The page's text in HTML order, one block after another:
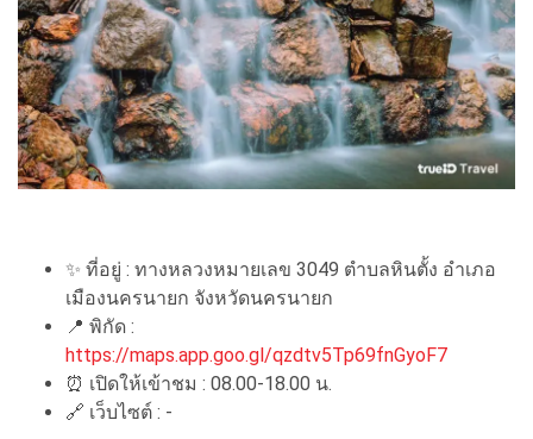
✨ ที่อยู่ : ทางหลวงหมายเลข 3049 ตำบลหินตั้ง อำเภอ
เมืองนครนายก จังหวัดนครนายก
📍 พิกัด :
https://maps.app.goo.gl/qzdtv5Tp69fnGyoF7
⏰ เปิดให้เข้าชม : 08.00-18.00 น.
🔗 เว็บไซต์ : -